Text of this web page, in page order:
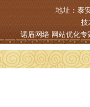
地址：泰
技
诺盾网络 网站优化专